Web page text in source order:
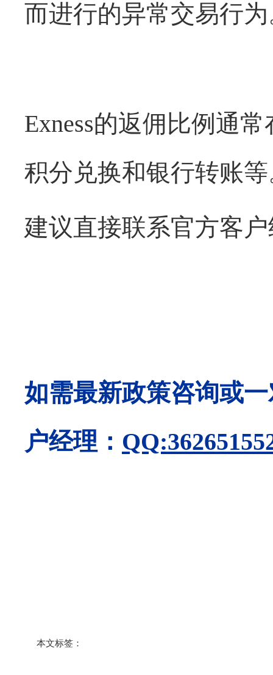
而进行的异常交易行
Exness的返佣比例通
积分兑换和银行转账
建议直接联系官方客
如需最新政策咨询或
户经理：
本文标签：